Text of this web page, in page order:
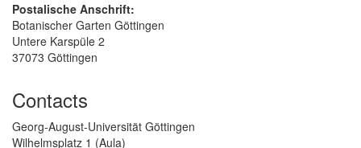
Postalische Anschrift:
Botanischer Garten Göttingen
Untere Karspüle 2
37073 Göttingen
Contacts
Georg-August-Universität Göttingen
Wilhelmsplatz 1 (Aula)